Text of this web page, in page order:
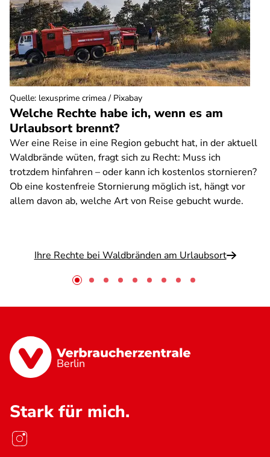
Welche Rechte habe ich, wenn es am
Urlaubsort brennt?
Wer eine Reise in eine Region gebucht hat, in der aktuell
Waldbrände wüten, fragt sich zu Recht: Muss ich
trotzdem hinfahren – oder kann ich kostenlos stornieren?
Ob eine kostenfreie Stornierung möglich ist, hängt vor
allem davon ab, welche Art von Reise gebucht wurde.
Ihre Rechte bei Waldbränden am Urlaubsort
Quelle: lexusprime crimea / Pixabay
Berlin
Stark für mich.